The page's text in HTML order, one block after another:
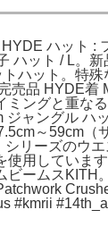
ハット :
ハット / L。
ハット。特
売品 HYDE着
ミングと重な
ジャングル ハ
～59cm（
シリーズのウ
使用していま
ビームスKITH
#kmrii